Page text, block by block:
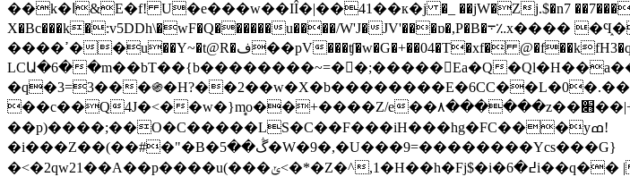
��k�ߊ&E�f! U�e���w��IÎ�|��41��к�j �_ ��jW�Zj.$�n7 ��7����uC����p-����9������L_��n#�
X�Bc���k�:v5DDh\�wF�Q������u����/W'J�JV'���ɒ�,P�B�܋؉x���� �Ϥ֑��R���_ 7����L�r
����ߴ��u��Y~�t@R�ف��pV���ʧ�w�G�+��04�T�xf� @�f��kfH3�qXF �
LCԱ�6��m��bT��{b��������~=��;�����Ea�Q
�q�3=3���֍�H?��2��w�X�b��������E�6CC��L�0�.��
��c��Q4J�<��w�}m̻o��+����Z/e��۸������z��׋��|+K�H���"A�����U��MȺ��e�4��s��s��kb��Zk�c4;��ץ!y
��p)����;��O�C�����LS�C��F���iH���hg�FC���yߘ!
�i���Z��(��#�"�B�ڴ��5�W�9�,�U���9=��������Ycs���G}
�<�2qw21��A��p����u(���ݵ<�*�Z�^,1�H��h�Fj$�i�߄�6i��q�� |